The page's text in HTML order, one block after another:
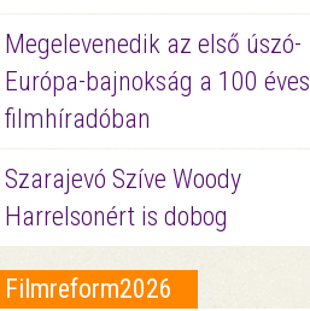
Megelevenedik az első úszó-
Európa-bajnokság a 100 éves
filmhíradóban
Szarajevó Szíve Woody
Harrelsonért is dobog
Filmreform2026